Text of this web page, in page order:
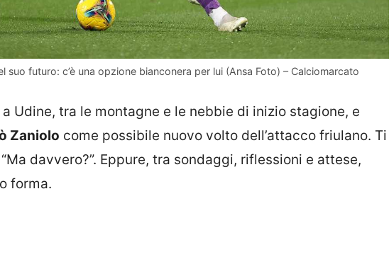
suo futuro: c’è una opzione bianconera per lui (Ansa Foto) – Calciomarcato
Udine, tra le montagne e le nebbie di inizio stagione, e
Zaniolo come possibile nuovo volto dell’attacco friulano. Ti
davvero?”. Eppure, tra sondaggi, riflessioni e attese,
forma.